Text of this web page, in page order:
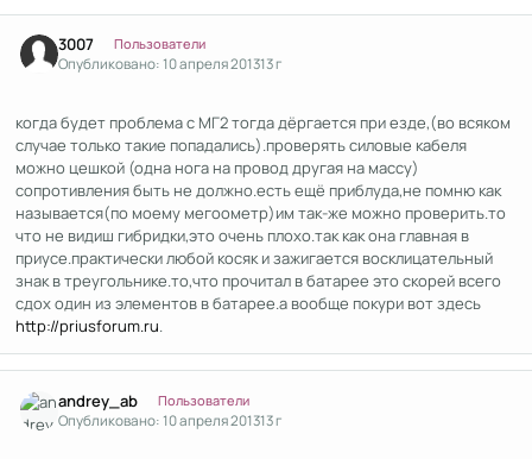
3007 Пользователи
Опубликовано:10 апреля 201313 г
когда будет проблема с МГ2 тогда дёргается при езде,(во всяком
случае только такие попадались).проверять силовые кабеля
можно цешкой (одна нога на провод другая на массу)
сопротивления быть не должно.есть ещё приблуда,не помню как
называется(по моему мегоометр)им так-же можно проверить.то
что не видиш гибридки,это очень плохо.так как она главная в
приусе.практически любой косяк и зажигается восклицательный
знак в треугольнике.то,что прочитал в батарее это скорей всего
сдох один из элементов в батарее.а вообще покури вот здесь
http://priusforum.ru.
andrey_ab Пользователи
Опубликовано:10 апреля 201313 г